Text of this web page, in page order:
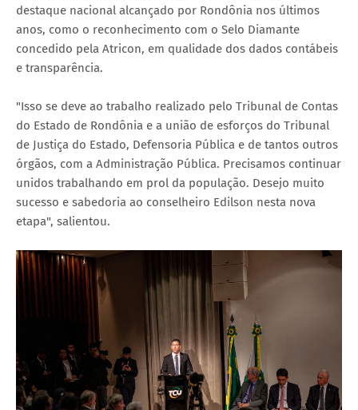
destaque nacional alcançado por Rondônia nos últimos
anos, como o reconhecimento com o Selo Diamante
concedido pela Atricon, em qualidade dos dados contábeis
e transparência.
"Isso se deve ao trabalho realizado pelo Tribunal de Contas
do Estado de Rondônia e a união de esforços do Tribunal
de Justiça do Estado, Defensoria Pública e de tantos outros
órgãos, com a Administração Pública. Precisamos continuar
unidos trabalhando em prol da população. Desejo muito
sucesso e sabedoria ao conselheiro Edilson nesta nova
etapa", salientou.